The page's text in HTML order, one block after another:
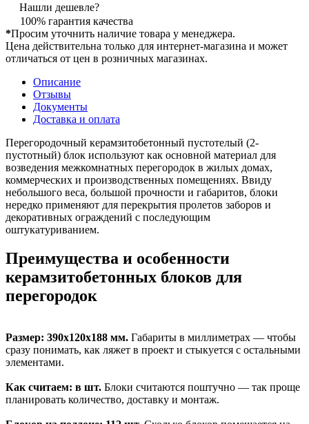
Нашли дешевле?
100% гарантия качества
*Просим уточнить наличие товара у менеджера.
Цена действительна только для интернет-магазина и может
отличаться от цен в розничных магазинах.
Описание
Отзывы
Документы
Доставка и оплата
Перегородочный керамзитобетонный пустотелый (2-
пустотный) блок используют как основной материал для
возведения межкомнатных перегородок в жилых домах,
коммерческих и производственных помещениях. Ввиду
небольшого веса, большой прочности и габаритов, блоки
нередко применяют для перекрытия пролетов заборов и
декоративных ограждений с последующим
оштукатуриванием.
Преимущества и особенности
керамзитобетонных блоков для
перегородок
Размер: 390х120х188 мм. Габариты в миллиметрах — чтобы
сразу понимать, как ляжет в проект и стыкуется с остальными
элементами.
Как считаем: в шт. Блоки считаются поштучно — так проще
планировать количество, доставку и монтаж.